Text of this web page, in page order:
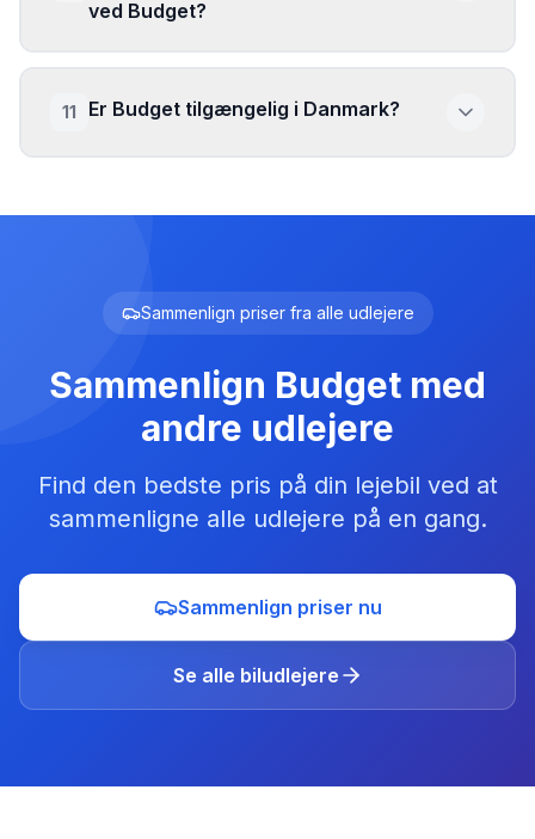
ved Budget?
11 Er Budget tilgængelig i Danmark?
Sammenlign priser fra alle udlejere
Sammenlign Budget med
andre udlejere
Find den bedste pris på din lejebil ved at
sammenligne alle udlejere på en gang.
Sammenlign priser nu
Se alle biludlejere